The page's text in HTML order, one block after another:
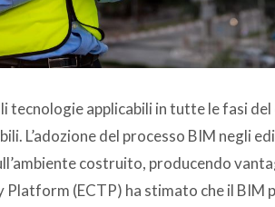
tecnologie applicabili in tutte le fasi
L’adozione del processo BIM negli
costruito, producendo
(ECTP) ha stimato che il BIM